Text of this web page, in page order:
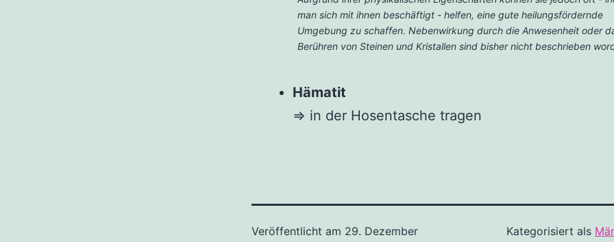
man sich mit ihnen beschäftigt - helfen, eine gute heilungsfördernde
Umgebung zu schaffen. Nebenwirkung durch die Anwesenheit oder
Berühren von Steinen und Kristallen sind bisher nicht beschrieben
Hämatit
⇒ in der Hosentasche tragen
Veröffentlicht am 29. Dezember
Kategorisiert als